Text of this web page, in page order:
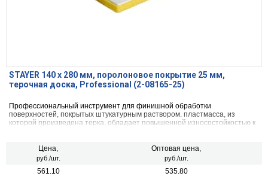
STAYER 140 x 280 мм, поролоновое покрытие 25 мм,
терочная доска, Professional (2-08165-25)
Профессиональный инструмент для финишной обработки
поверхностей, покрытых штукатурным раствором. пластмасса, из
которой произведена терка, обладает повышенной износостойкостью к
Цена,
руб./шт.
Оптовая цена,
руб./шт.
561.10 535.80